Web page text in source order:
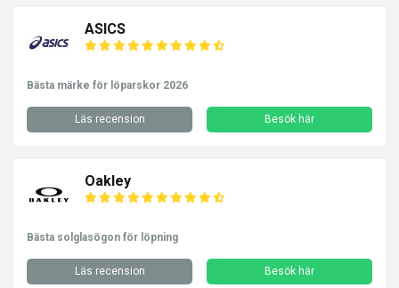
ASICS
Bästa märke för löparskor 2026
Läs recension Besök här
Oakley
Bästa solglasögon för löpning
Läs recension Besök här